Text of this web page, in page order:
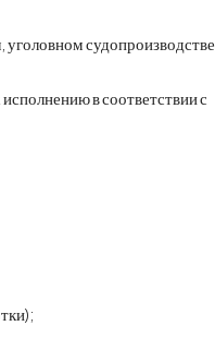
судопроизводстве,
в соответствии с